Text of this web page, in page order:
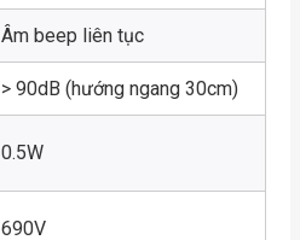
Âm beep liên tục
> 90dB (hướng ngang 30cm)
0.5W
690V